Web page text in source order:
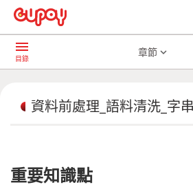
AI共學社群play_arrow 資料前處理_語料清洗_字串
menu
目錄
章節 expand_more
資料前處理_語料清洗_字
重要知識點